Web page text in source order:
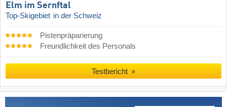
Elm im Sernftal
Top-Skigebiet in der Schweiz
Pistenpräparierung
Freundlichkeit des Personals
Testbericht